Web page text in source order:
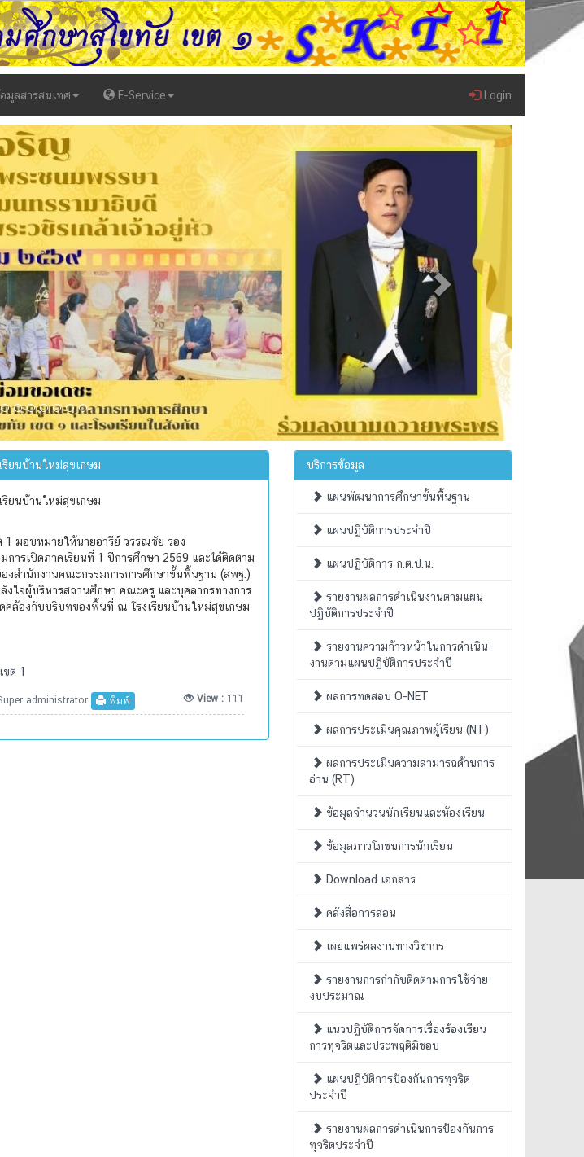
มูลสารสนเทศ E-Service Login
Next
รียนบ้านใหม่สุขเกษม
รียนบ้านใหม่สุขเกษม
1 มอบหมายให้นายอารีย์ วรรณชัย รอง
การเปิดภาคเรียนที่ 1 ปีการศึกษา 2569 และได้ติดตาม
งสำนักงานคณะกรรมการการศึกษาขั้นพื้นฐาน (สพฐ.)
งใจผู้บริหารสถานศึกษา คณะครู และบุคลากรทางการ
คล้องกับบริบทของพื้นที่ ณ โรงเรียนบ้านใหม่สุขเกษม
ต 1
administrator พิมพ์ View : 111
บริการข้อมูล
แผนพัฒนาการศึกษาขั้นพื้นฐาน
แผนปฏิบัติการประจำปี
แผนปฏิบัติการ ก.ต.ป.น.
รายงานผลการดำเนินงานตามแผน
ปฏิบัติการประจำปี
รายงานความก้าวหน้าในการดำเนิน
งานตามแผนปฏิบัติการประจำปี
ผลการทดสอบ O-NET
ผลการประเมินคุณภาพผู้เรียน (NT)
ผลการประเมินความสามารถด้านการ
อ่าน (RT)
ข้อมูลจำนวนนักเรียนและห้องเรียน
ข้อมูลภาวโภชนการนักเรียน
Download เอกสาร
คลังสื่อการสอน
เผยแพร่ผลงานทางวิชากร
รายงานการกำกับติดตามการใช้จ่าย
งบประมาณ
แนวปฏิบัติการจัดการเรื่องร้องเรียน
การทุจริตและประพฤติมิชอบ
แผนปฏิบัติการป้องกันการทุจริต
ประจำปี
รายงานผลการดำเนินการป้องกันการ
ทุจริตประจำปี